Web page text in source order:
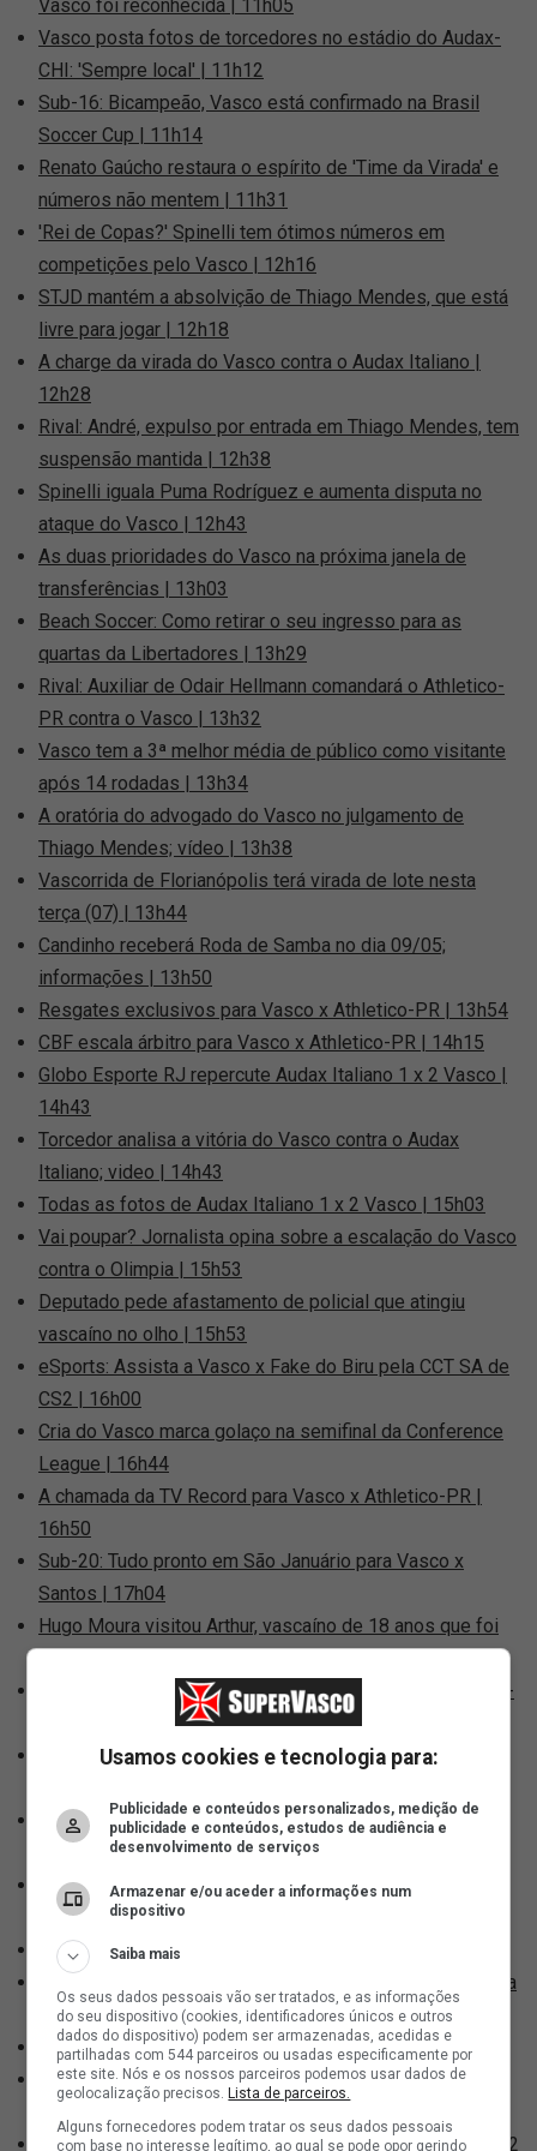
Vasco foi reconhecida | 11h05
Vasco posta fotos de torcedores no estádio do Audax-
CHI: 'Sempre local' | 11h12
Sub-16: Bicampeão, Vasco está confirmado na Brasil
Soccer Cup | 11h14
Renato Gaúcho restaura o espírito de 'Time da Virada' e
números não mentem | 11h31
'Rei de Copas?' Spinelli tem ótimos números em
competições pelo Vasco | 12h16
STJD mantém a absolvição de Thiago Mendes, que está
livre para jogar | 12h18
A charge da virada do Vasco contra o Audax Italiano |
12h28
Rival: André, expulso por entrada em Thiago Mendes, tem
suspensão mantida | 12h38
Spinelli iguala Puma Rodríguez e aumenta disputa no
ataque do Vasco | 12h43
As duas prioridades do Vasco na próxima janela de
transferências | 13h03
Beach Soccer: Como retirar o seu ingresso para as
quartas da Libertadores | 13h29
Rival: Auxiliar de Odair Hellmann comandará o Athletico-
PR contra o Vasco | 13h32
Vasco tem a 3ª melhor média de público como visitante
após 14 rodadas | 13h34
A oratória do advogado do Vasco no julgamento de
Thiago Mendes; vídeo | 13h38
Vascorrida de Florianópolis terá virada de lote nesta
terça (07) | 13h44
Candinho receberá Roda de Samba no dia 09/05;
informações | 13h50
Resgates exclusivos para Vasco x Athletico-PR | 13h54
CBF escala árbitro para Vasco x Athletico-PR | 14h15
Globo Esporte RJ repercute Audax Italiano 1 x 2 Vasco |
14h43
Torcedor analisa a vitória do Vasco contra o Audax
Italiano; video | 14h43
Todas as fotos de Audax Italiano 1 x 2 Vasco | 15h03
Vai poupar? Jornalista opina sobre a escalação do Vasco
contra o Olimpia | 15h53
Deputado pede afastamento de policial que atingiu
vascaíno no olho | 15h53
eSports: Assista a Vasco x Fake do Biru pela CCT SA de
CS2 | 16h00
Cria do Vasco marca golaço na semifinal da Conference
League | 16h44
A chamada da TV Record para Vasco x Athletico-PR |
16h50
Sub-20: Tudo pronto em São Januário para Vasco x
Santos | 17h04
Hugo Moura visitou Arthur, vascaíno de 18 anos que foi
CBF divulga arbitragem completa para Vasco x Athletico-
Sub-20: Vasco jogará com o uniforme I contra o Santos |
Sub-20: Fotos do vestiário vascaíno para o jogo contra o
Santos | 17h39
Saldivia bate no peito e aceita o erro contra o Audax
Italiano | 17h51
Sub-20: Press kit de Vasco x Santos | 17h53
Os Donos da Bola Rio repercute a virada do Vasco contra
o Audax Italiano | 17h54
As camisas mais valorizadas do Brasil | 18h01
GDA marcou presença no Estádio Municipal de La
Canal do Garone: Análise pós-jogo de Audax Italiano 1 x 2
Usamos cookies e tecnologia para:
Publicidade e conteúdos personalizados, medição de
publicidade e conteúdos, estudos de audiência e
desenvolvimento de serviços
Armazenar e/ou aceder a informações num
dispositivo
Saiba mais
Os seus dados pessoais vão ser tratados, e as informações
do seu dispositivo (cookies, identificadores únicos e outros
dados do dispositivo) podem ser armazenadas, acedidas e
partilhadas com 544 parceiros ou usadas especificamente por
este site. Nós e os nossos parceiros podemos usar dados de
geolocalização precisos. Lista de parceiros.
Alguns fornecedores podem tratar os seus dados pessoais
com base no interesse legítimo, ao qual se pode opor gerindo